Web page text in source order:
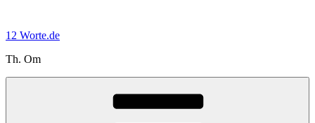
springen
12 Worte.de
Th. Om